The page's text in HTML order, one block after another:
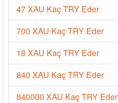
47 XAU Kaç TRY Eder
700 XAU Kaç TRY Eder
18 XAU Kaç TRY Eder
840 XAU Kaç TRY Eder
840000 XAU Kaç TRY Eder